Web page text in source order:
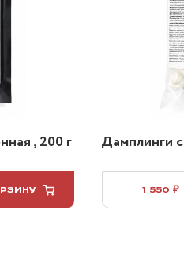
, 200 г Дамплинги
1 550 ₽